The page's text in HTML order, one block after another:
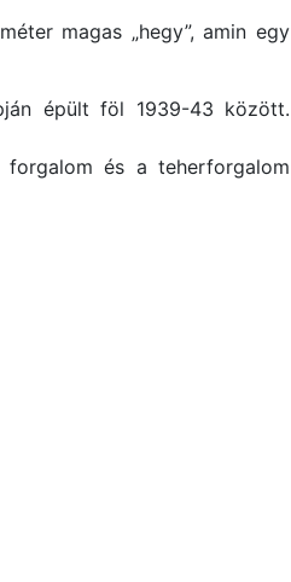
magas „hegy”, amin egy
épült föl 1939-43 között.
és a teherforgalom